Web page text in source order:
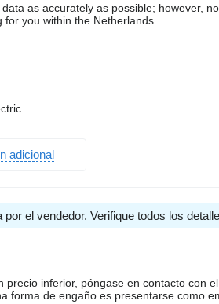
as accurately as possible; however,
you within the Netherlands.
adicional
el vendedor. Verifique todos los
precio inferior, póngase en contacto con
forma de engaño es presentarse como